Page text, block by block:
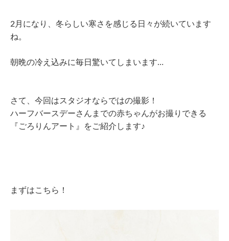
2月になり、冬らしい寒さを感じる日々が続いています
ね。
朝晩の冷え込みに毎日驚いてしまいます…
さて、今回はスタジオならではの撮影！
ハーフバースデーさんまでの赤ちゃんがお撮りできる
『ごろりんアート』をご紹介します♪
まずはこちら！